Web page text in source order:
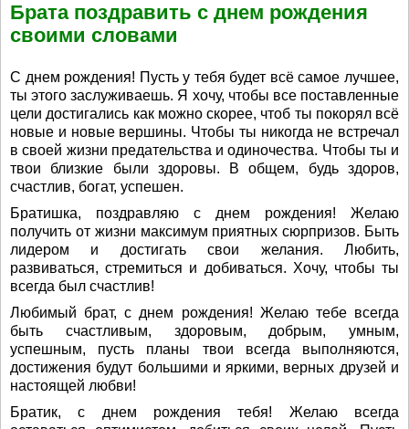
Брата поздравить с днем рождения
своими словами
С днем рождения! Пусть у тебя будет всё самое лучшее,
ты этого заслуживаешь. Я хочу, чтобы все поставленные
цели достигались как можно скорее, чтоб ты покорял всё
новые и новые вершины. Чтобы ты никогда не встречал
в своей жизни предательства и одиночества. Чтобы ты и
твои близкие были здоровы. В общем, будь здоров,
счастлив, богат, успешен.
Братишка, поздравляю с днем рождения! Желаю
получить от жизни максимум приятных сюрпризов. Быть
лидером и достигать свои желания. Любить,
развиваться, стремиться и добиваться. Хочу, чтобы ты
всегда был счастлив!
Любимый брат, с днем рождения! Желаю тебе всегда
быть счастливым, здоровым, добрым, умным,
успешным, пусть планы твои всегда выполняются,
достижения будут большими и яркими, верных друзей и
настоящей любви!
Братик, с днем рождения тебя! Желаю всегда